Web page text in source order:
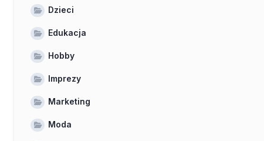
Dzieci
Edukacja
Hobby
Imprezy
Marketing
Moda